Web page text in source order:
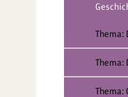
Thema:
Thema:
Thema: